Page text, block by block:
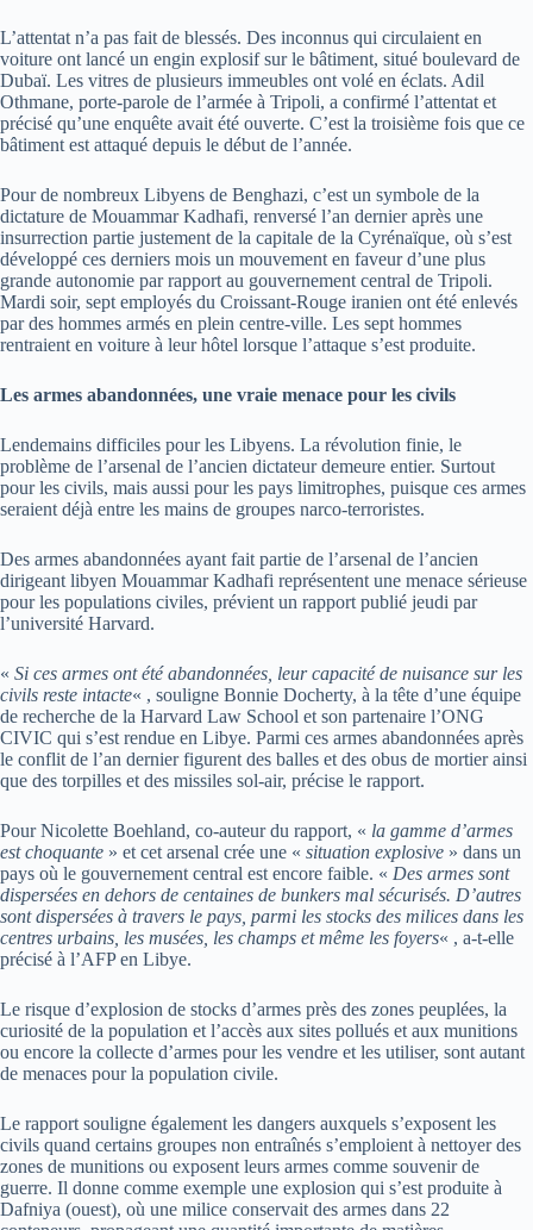
L’attentat n’a pas fait de blessés. Des inconnus qui circulaient en
voiture ont lancé un engin explosif sur le bâtiment, situé boulevard de
Dubaï. Les vitres de plusieurs immeubles ont volé en éclats. Adil
Othmane, porte-parole de l’armée à Tripoli, a confirmé l’attentat et
précisé qu’une enquête avait été ouverte. C’est la troisième fois que ce
bâtiment est attaqué depuis le début de l’année.
Pour de nombreux Libyens de Benghazi, c’est un symbole de la
dictature de Mouammar Kadhafi, renversé l’an dernier après une
insurrection partie justement de la capitale de la Cyrénaïque, où s’est
développé ces derniers mois un mouvement en faveur d’une plus
grande autonomie par rapport au gouvernement central de Tripoli.
Mardi soir, sept employés du Croissant-Rouge iranien ont été enlevés
par des hommes armés en plein centre-ville. Les sept hommes
rentraient en voiture à leur hôtel lorsque l’attaque s’est produite.
Les armes abandonnées, une vraie menace pour les civils
Lendemains difficiles pour les Libyens. La révolution finie, le
problème de l’arsenal de l’ancien dictateur demeure entier. Surtout
pour les civils, mais aussi pour les pays limitrophes, puisque ces armes
seraient déjà entre les mains de groupes narco-terroristes.
Des armes abandonnées ayant fait partie de l’arsenal de l’ancien
dirigeant libyen Mouammar Kadhafi représentent une menace sérieuse
pour les populations civiles, prévient un rapport publié jeudi par
l’université Harvard.
« Si ces armes ont été abandonnées, leur capacité de nuisance sur les
civils reste intacte« , souligne Bonnie Docherty, à la tête d’une équipe
de recherche de la Harvard Law School et son partenaire l’ONG
CIVIC qui s’est rendue en Libye. Parmi ces armes abandonnées après
le conflit de l’an dernier figurent des balles et des obus de mortier ainsi
que des torpilles et des missiles sol-air, précise le rapport.
Pour Nicolette Boehland, co-auteur du rapport, « la gamme d’armes
est choquante » et cet arsenal crée une « situation explosive » dans un
pays où le gouvernement central est encore faible. « Des armes sont
dispersées en dehors de centaines de bunkers mal sécurisés. D’autres
sont dispersées à travers le pays, parmi les stocks des milices dans les
centres urbains, les musées, les champs et même les foyers« , a-t-elle
précisé à l’AFP en Libye.
Le risque d’explosion de stocks d’armes près des zones peuplées, la
curiosité de la population et l’accès aux sites pollués et aux munitions
ou encore la collecte d’armes pour les vendre et les utiliser, sont autant
de menaces pour la population civile.
Le rapport souligne également les dangers auxquels s’exposent les
civils quand certains groupes non entraînés s’emploient à nettoyer des
zones de munitions ou exposent leurs armes comme souvenir de
guerre. Il donne comme exemple une explosion qui s’est produite à
Dafniya (ouest), où une milice conservait des armes dans 22